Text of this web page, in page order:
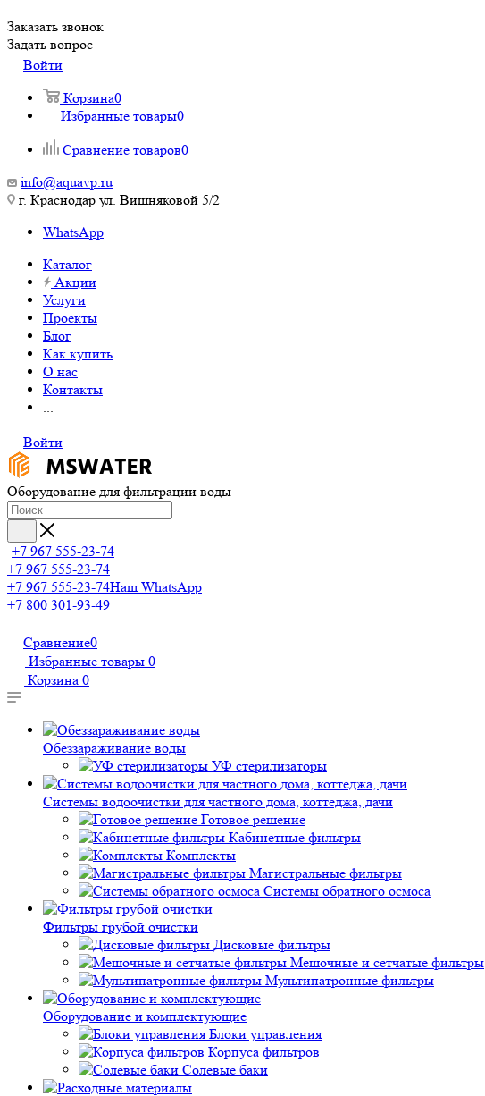
Заказать звонок
Задать вопрос
Войти
Корзина0
Избранные товары0
Сравнение товаров0
info@aquavp.ru
г. Краснодар ул. Вишняковой 5/2
WhatsApp
Каталог
Акции
Услуги
Проекты
Блог
Как купить
О нас
Контакты
...
Войти
Оборудование для фильтрации воды
+7 967 555-23-74
+7 967 555-23-74
+7 967 555-23-74Наш WhatsApp
+7 800 301-93-49
Сравнение0
Избранные товары 0
Корзина 0
Обеззараживание воды
УФ стерилизаторы
Системы водоочистки для частного дома, коттеджа, дачи
Готовое решение
Кабинетные фильтры
Комплекты
Магистральные фильтры
Системы обратного осмоса
Фильтры грубой очистки
Дисковые фильтры
Мешочные и сетчатые фильтры
Мультипатронные фильтры
Оборудование и комплектующие
Блоки управления
Корпуса фильтров
Солевые баки